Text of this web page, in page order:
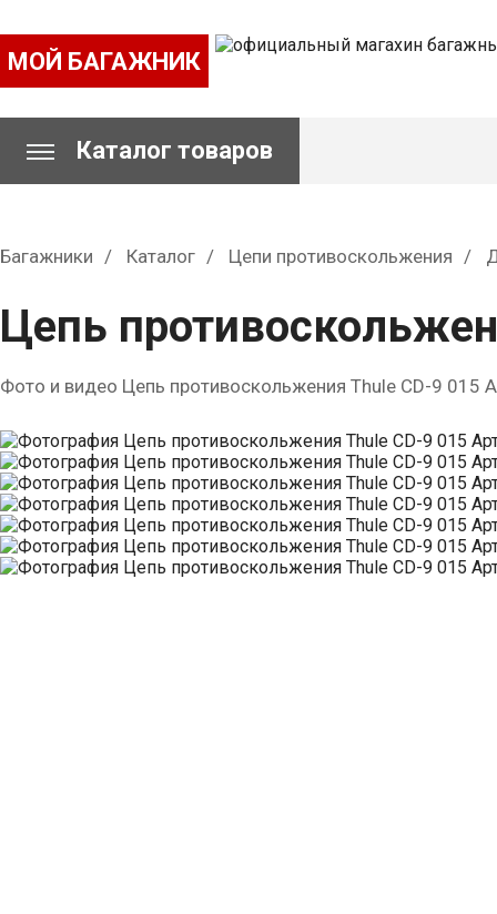
МОЙ БАГАЖНИК
Каталог товаров
Багажники Каталог Цепи противоскольжения
Цепь
Фото и видео Цепь противоскольжения Thule CD-9 015